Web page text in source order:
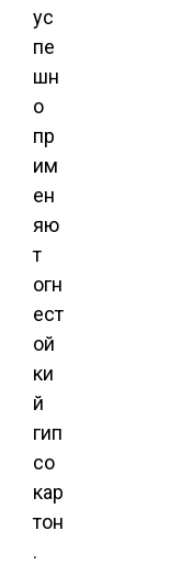
ус
пе
шн
о
пр
им
ен
яю
т
огн
ест
ой
ки
й
гип
со
кар
тон
.